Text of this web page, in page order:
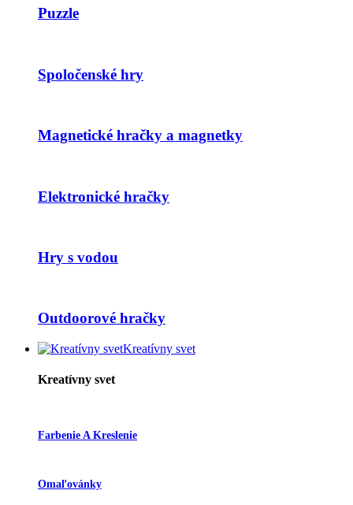
Puzzle
Spoločenské hry
Magnetické hračky a magnetky
Elektronické hračky
Hry s vodou
Outdoorové hračky
Kreatívny svet
Kreatívny svet
Farbenie A Kreslenie
Omaľovánky